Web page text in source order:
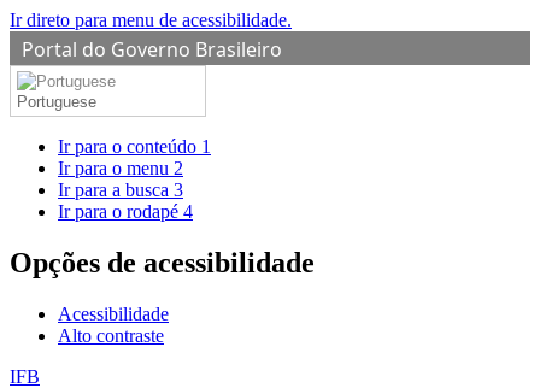
Ir direto para menu de acessibilidade.
Portal do Governo Brasileiro
Portuguese
Ir para o conteúdo 1
Ir para o menu 2
Ir para a busca 3
Ir para o rodapé 4
Opções de acessibilidade
Acessibilidade
Alto contraste
IFB